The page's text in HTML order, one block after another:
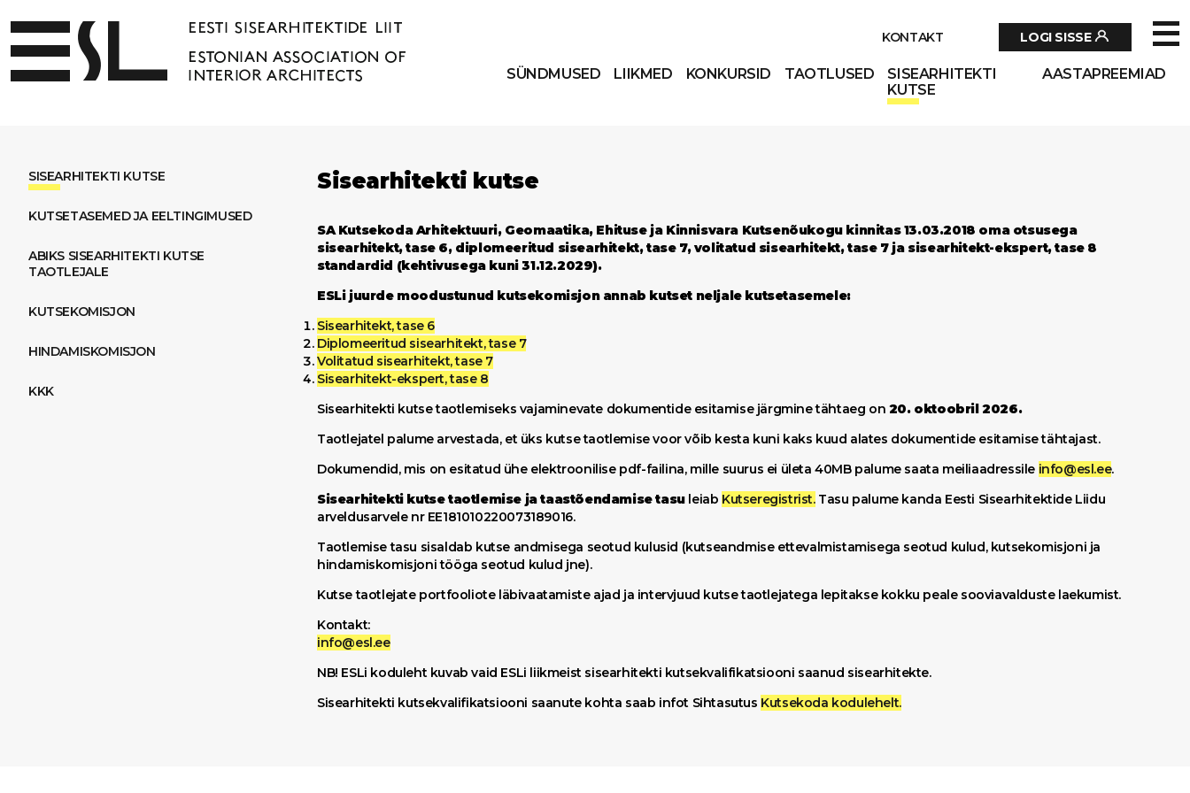
KONTAKT LOGI SISSE
SÜNDMUSED LIIKMED KONKURSID TAOTLUSED
SISEARHITEKTI
KUTSE
AASTAPREEMIAD
SISEARHITEKTI KUTSE
KUTSETASEMED JA EELTINGIMUSED
ABIKS SISEARHITEKTI KUTSE
TAOTLEJALE
KUTSEKOMISJON
HINDAMISKOMISJON
KKK
Sisearhitekti kutse
SA Kutsekoda Arhitektuuri, Geomaatika, Ehituse ja Kinnisvara Kutsenõukogu kinnitas 13.03.2018 oma otsusega
sisearhitekt, tase 6, diplomeeritud sisearhitekt, tase 7, volitatud sisearhitekt, tase 7 ja sisearhitekt-ekspert, tase 8
standardid (kehtivusega kuni 31.12.2029).
ESLi juurde moodustunud kutsekomisjon annab kutset neljale kutsetasemele:
Sisearhitekt, tase 6
Diplomeeritud sisearhitekt, tase 7
Volitatud sisearhitekt, tase 7
Sisearhitekt-ekspert, tase 8
Sisearhitekti kutse taotlemiseks vajaminevate dokumentide esitamise järgmine tähtaeg on 20. oktoobril 2026.
Taotlejatel palume arvestada, et üks kutse taotlemise voor võib kesta kuni kaks kuud alates dokumentide esitamise tähtajast.
Dokumendid, mis on esitatud ühe elektroonilise pdf-failina, mille suurus ei ületa 40MB palume saata meiliaadressile info@esl.ee.
Sisearhitekti kutse taotlemise ja taastõendamise tasu leiab Kutseregistrist.Tasu palume kanda Eesti Sisearhitektide Liidu
arveldusarvele nr EE181010220073189016.
Taotlemise tasu sisaldab kutse andmisega seotud kulusid (kutseandmise ettevalmistamisega seotud kulud, kutsekomisjoni ja
hindamiskomisjoni tööga seotud kulud jne).
Kutse taotlejate portfooliote läbivaatamiste ajad ja intervjuud kutse taotlejatega lepitakse kokku peale sooviavalduste laekumist.
Kontakt:
info@esl.ee
NB! ESLi koduleht kuvab vaid ESLi liikmeist sisearhitekti kutsekvalifikatsiooni saanud sisearhitekte.
Sisearhitekti kutsekvalifikatsiooni saanute kohta saab infot Sihtasutus Kutsekoda kodulehelt.